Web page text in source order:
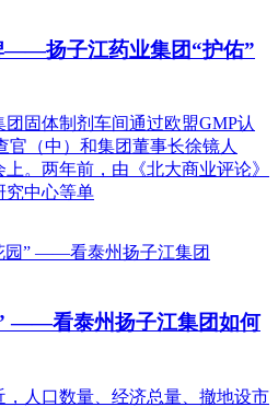
——扬子江药业集团“护佑”
团固体制剂车间通过欧盟GMP认
官（中）和集团董事长徐镜人
。两年前，由《北大商业评论》
究中心等单
——看泰州扬子江集团如何
人口数量、经济总量、撤地设市